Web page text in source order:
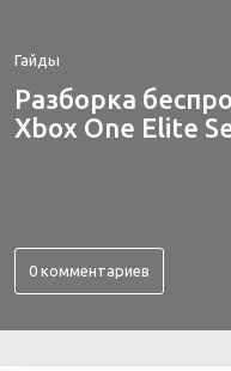
Гайды
Разборка
Xbox One Elite
0 комментариев